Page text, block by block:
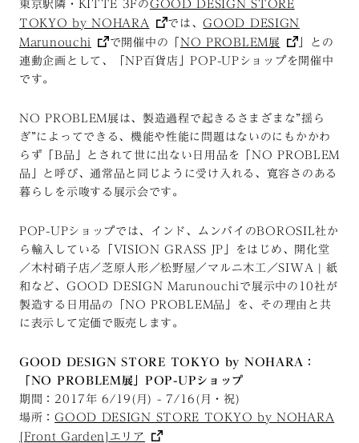
東京駅隣・KITTE 3FのGOOD DESIGN STORE
TOKYO by NOHARA
では、GOOD DESIGN
Marunouchi
で開催中の「 NO PROBLEM展
」との
連動企画として、「NP百貨店」POP-UPショップを開催中
です。
NO PROBLEM展は、製造過程で起きるさまざまな”揺ら
ぎ”によってできる、機能や性能に問題はないのにもかかわ
らず「B品」とされて世に出ない日用品を「NO PROBLEM
品」と呼び、通常品と同じように受け入れる、寛容さのある
暮らしを示唆する展示会です。
POP-UPショップでは、インド、ムンバイのBOROSIL社か
ら輸入している「VISION GRASS JP」をはじめ、開化堂
／木村硝子店／芝原人形／松野屋／マルニ木工／SIWA | 紙
和など、GOOD DESIGN Marunouchiで展示中の10社が
製造する日用品の「NO PROBLEM品」を、その理由と共
に表示して定価で販売します。
GOOD DESIGN STORE TOKYO by NOHARA：
「NO PROBLEM展」POP-UPショップ
期間：2017年 6/19(月) - 7/16(月・祝)
場所：GOOD DESIGN STORE TOKYO by NOHARA
[Front Garden]エリア